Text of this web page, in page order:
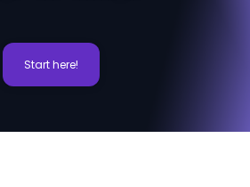
Start here!